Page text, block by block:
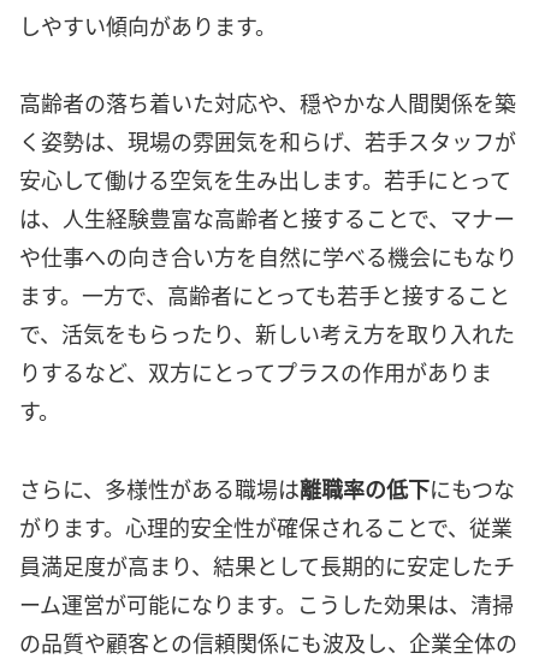
しやすい傾向があります。
高齢者の落ち着いた対応や、穏やかな人間関係を築
く姿勢は、現場の雰囲気を和らげ、若手スタッフが
安心して働ける空気を生み出します。若手にとって
は、人生経験豊富な高齢者と接することで、マナー
や仕事への向き合い方を自然に学べる機会にもなり
ます。一方で、高齢者にとっても若手と接すること
で、活気をもらったり、新しい考え方を取り入れた
りするなど、双方にとってプラスの作用がありま
す。
さらに、多様性がある職場は離職率の低下にもつな
がります。心理的安全性が確保されることで、従業
員満足度が高まり、結果として長期的に安定したチ
ーム運営が可能になります。こうした効果は、清掃
の品質や顧客との信頼関係にも波及し、企業全体の